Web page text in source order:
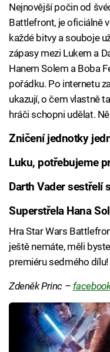
Nejnovější počin od
Battlefront, je oficiálně
každé bitvy a souboje
zápasy mezi Lukem a
Hanem Solem a Boba
pořádku. Po internetu
ukazují, o čem vlastně
hráči schopni udělat.
Zničení jednotky
Luku, potřebujeme
Darth Vader sestřelí
Superstřela Hana
Hra Star Wars
ještě nemáte, měli
premiéru sedmého dílu!
Zdeněk Princ –